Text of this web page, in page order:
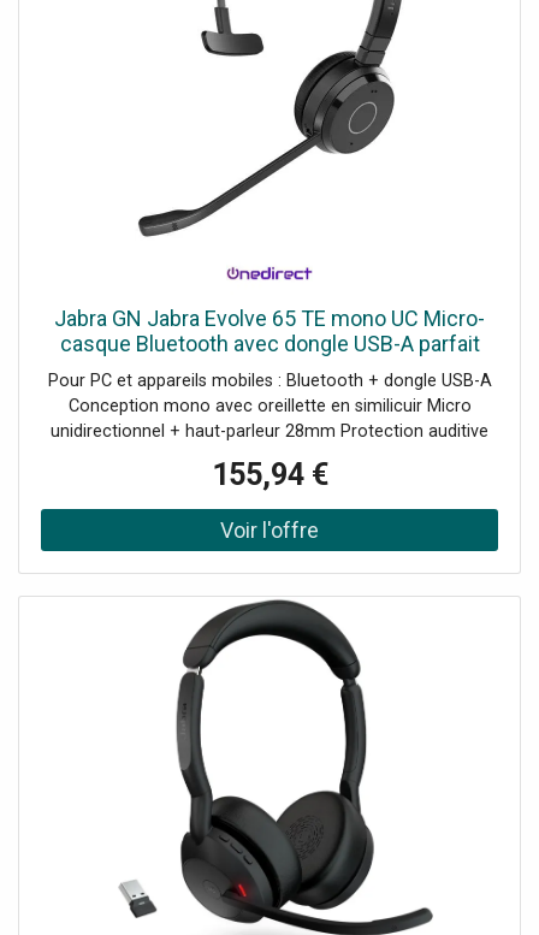
Jabra GN Jabra Evolve 65 TE mono UC Micro-
casque Bluetooth avec dongle USB-A parfait
pour les appels quotidiens et l'écoute de
musique.
Pour PC et appareils mobiles : Bluetooth + dongle USB-A
Conception mono avec oreillette en similicuir Micro
unidirectionnel + haut-parleur 28mm Protection auditive
intégrée Autonomie en appel : jusqu'à 16h UC : Compatible
avec toutes les plateformes
155,94 €